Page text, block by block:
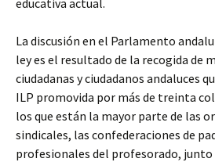
La discusión en el Parlamento
ley es el resultado de la recogida de
ciudadanas y ciudadanos andaluces
ILP promovida por más de treinta
los que están la mayor parte de las
sindicales, las confederaciones de
profesionales del profesorado, junto